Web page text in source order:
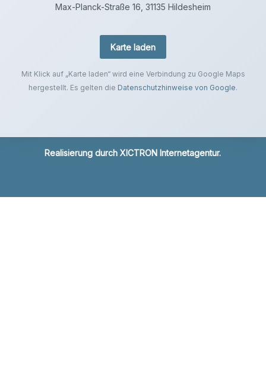
Max-Planck-Straße 16, 31135 Hildesheim
Karte laden
Mit Klick auf „Karte laden“ wird eine Verbindung zu Google Maps
hergestellt. Es gelten die Datenschutzhinweise von Google.
Realisierung durchXICTRON Internetagentur.